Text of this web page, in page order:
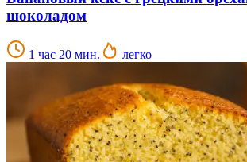
шоколадом
1 час 20 мин. легко